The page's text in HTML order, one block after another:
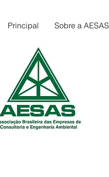
Principal Sobre a AESAS